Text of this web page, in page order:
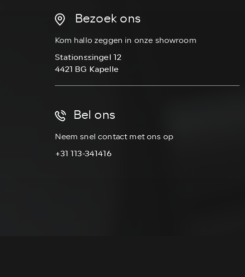
Bezoek ons
Kom hallo zeggen in onze showroom
Stationssingel 12
4421 BG Kapelle
Bel ons
Neem snel contact met ons op
+31 113-341416